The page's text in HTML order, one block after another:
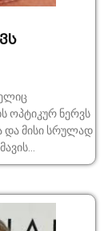
ოპტიკურ ნერვს
და მისი სრულად